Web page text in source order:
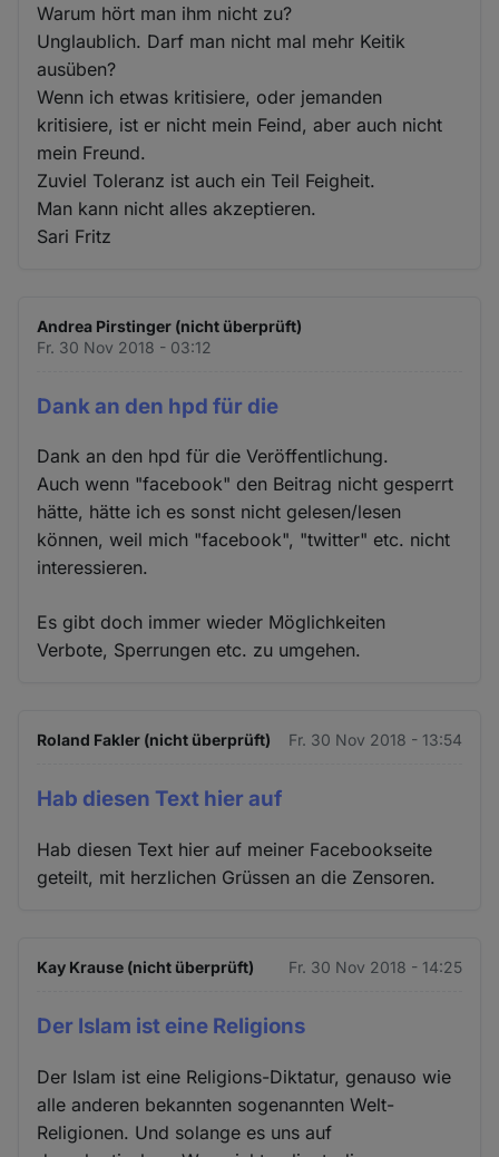
Warum hört man ihm nicht zu?
Unglaublich. Darf man nicht mal mehr Keitik
ausüben?
Wenn ich etwas kritisiere, oder jemanden
kritisiere, ist er nicht mein Feind, aber auch nicht
mein Freund.
Zuviel Toleranz ist auch ein Teil Feigheit.
Man kann nicht alles akzeptieren.
Sari Fritz
Andrea Pirstinger (nicht überprüft)
Fr. 30 Nov 2018 - 03:12
Dank an den hpd für die
Dank an den hpd für die Veröffentlichung.
Auch wenn "facebook" den Beitrag nicht gesperrt
hätte, hätte ich es sonst nicht gelesen/lesen
können, weil mich "facebook", "twitter" etc. nicht
interessieren.
Es gibt doch immer wieder Möglichkeiten
Verbote, Sperrungen etc. zu umgehen.
Roland Fakler (nicht überprüft) Fr. 30 Nov 2018 - 13:54
Hab diesen Text hier auf
Hab diesen Text hier auf meiner Facebookseite
geteilt, mit herzlichen Grüssen an die Zensoren.
Kay Krause (nicht überprüft) Fr. 30 Nov 2018 - 14:25
Der Islam ist eine Religions
Der Islam ist eine Religions-Diktatur, genauso wie
alle anderen bekannten sogenannten Welt-
Religionen. Und solange es uns auf